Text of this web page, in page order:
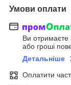
Умови оплати
Ви отримаєте
або гроші
Детальніше
Оплатити